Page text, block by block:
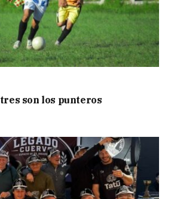
son los punteros